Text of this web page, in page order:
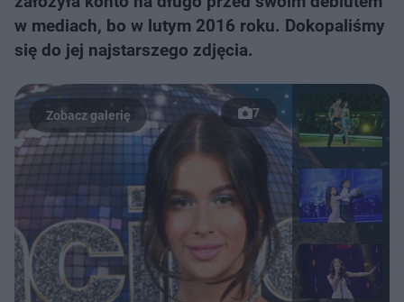
w mediach, bo w lutym 2016 roku. Dokopaliśmy
się do jej najstarszego zdjęcia.
7